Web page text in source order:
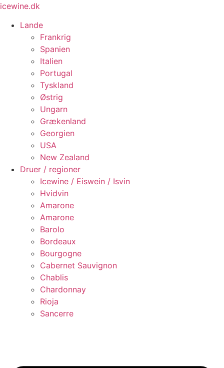
Videre
indhold
icewine.dk
Lande
Frankrig
Spanien
Italien
Portugal
Tyskland
Østrig
Ungarn
Grækenland
Georgien
USA
New Zealand
Druer / regioner
Icewine / Eiswein / Isvin
Hvidvin
Amarone
Amarone
Barolo
Bordeaux
Bourgogne
Cabernet Sauvignon
Chablis
Chardonnay
Rioja
Sancerre